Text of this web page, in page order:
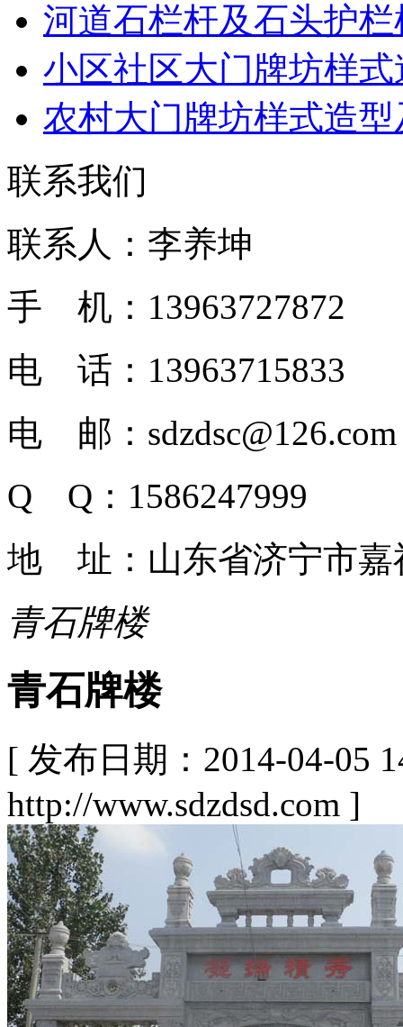
河道石栏杆及石头护
小区社区大门牌坊样
农村大门牌坊样式造
联系我们
联系人：李养坤
手 机：13963727872
电 话：13963715833
电 邮：sdzdsc@126.com
Q Q：1586247999
地 址：山东省济宁市嘉
青石牌楼
青石牌楼
[ 发布日期：2014-04-05
http://www.sdzdsd.com ]